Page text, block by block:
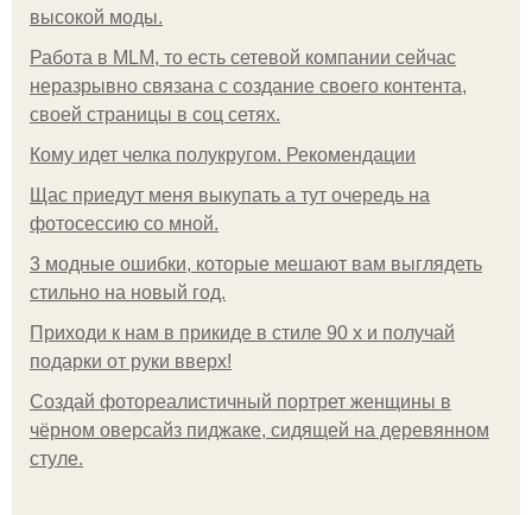
высокой моды.
Работа в MLM, то есть сетевой компании сейчас
неразрывно связана с создание своего контента,
своей страницы в соц сетях.
Кому идет челка полукругом. Рекомендации
Щас приедут меня выкупать а тут очередь на
фотосессию со мной.
3 модные ошибки, которые мешают вам выглядеть
стильно на новый год.
Приходи к нам в прикиде в стиле 90 х и получай
подарки от руки вверх!
Создай фотореалистичный портрет женщины в
чёрном оверсайз пиджаке, сидящей на деревянном
стуле.